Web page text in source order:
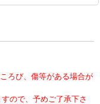
ろび、傷等がある場合が
ので、予めご了承下さ